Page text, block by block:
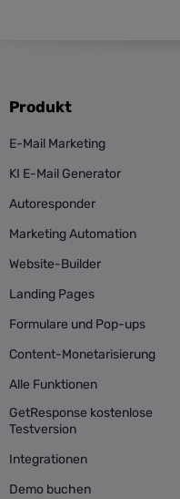
Produkt
E-Mail Marketing
KI E-Mail Generator
Autoresponder
Marketing Automation
Website-Builder
Landing Pages
Formulare und Pop-ups
Content-Monetarisierung
Alle Funktionen
GetResponse kostenlose
Testversion
Integrationen
Demo buchen